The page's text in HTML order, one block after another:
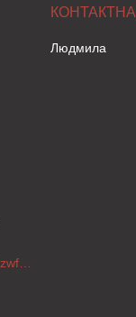
https://www.youtube.com/channel/UCMzwfuPdxogFIKF_nELVFNw
Людмила